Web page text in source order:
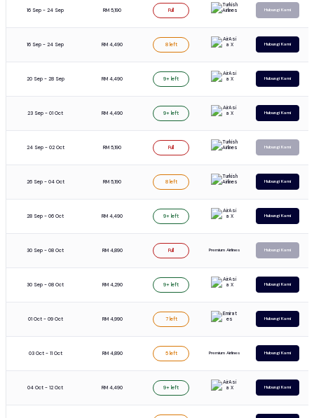
16 Sep - 24 Sep RM 5,190 Full Hubungi Kami
16 Sep - 24 Sep RM 4,490 8 left Hubungi Kami
20 Sep - 28 Sep RM 4,490 9+ left Hubungi Kami
23 Sep - 01 Oct RM 4,490 9+ left Hubungi Kami
24 Sep - 02 Oct RM 5,190 Full Hubungi Kami
26 Sep - 04 Oct RM 5,190 8 left Hubungi Kami
28 Sep - 06 Oct RM 4,490 9+ left Hubungi Kami
30 Sep - 08 Oct RM 4,890 Full Premium Airlines Hubungi Kami
30 Sep - 08 Oct RM 4,290 9+ left Hubungi Kami
01 Oct - 09 Oct RM 4,990 7 left Hubungi Kami
03 Oct - 11 Oct RM 4,890 5 left Premium Airlines Hubungi Kami
04 Oct - 12 Oct RM 4,490 9+ left Hubungi Kami